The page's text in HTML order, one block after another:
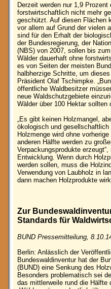
Derzeit werden nur 1,9
forstwirtschaftlich nicht mehr
geschützt. Auf diesen Flächen
vor allem auf Grund der vielen
sind für den Erhalt der
der Bundesregierung, der
(NBS) von 2007, sollen bis
Wälder dauerhaft ohne
es von Seiten der meisten
halbherzige Schritte, um
Präsident Olaf Tschimpke.
öffentliche Waldbesitzer
neue Waldschutzgebiete
Wälder über 100 Hektar
„Es gibt keinen Holzmangel,
ökologisch und gesellschaftlich
Holzmenge wird ohne
anderen Hälfte werden zu
Verpackungsprodukte
Entwicklung. Wenn durch
werden sollen, muss die
Verwendung von Laubholz in
dann machen Holzprodukte
Zur
Standards für
BUND Pressemitteilung,
Berlin: Anlässlich der
Bundeswaldinventur hat der
(BUND) eine Senkung des
Besonders problematisch sei
das mittlerweile rund die